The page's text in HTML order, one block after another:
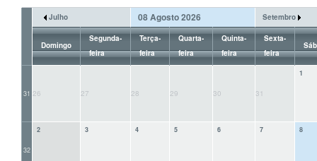
Julho 08 Agosto 2026 Setembro
Domingo
Segunda-
feira
Terça-
feira
Quarta-
feira
Quinta-
feira
Sexta-
feira
31 26 27 28 29 30 31
1
32
2 3 4 5 6 7 8